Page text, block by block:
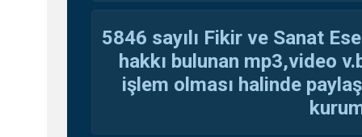
5846 sayılı Fikir ve Sanat
hakkı bulunan mp3,video
işlem olması halinde